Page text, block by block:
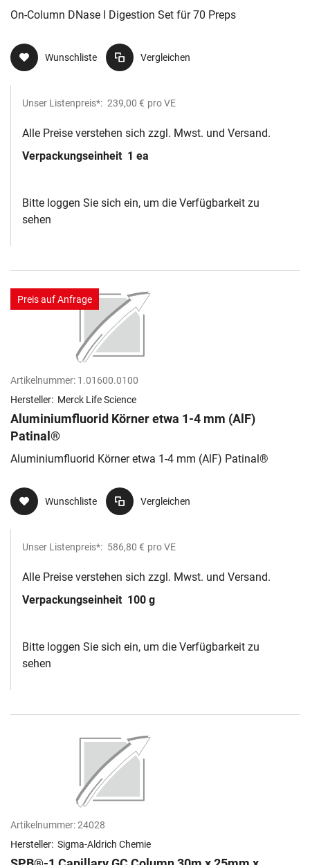
On-Column DNase I Digestion Set für 70 Preps
Wunschliste Vergleichen
Unser Listenpreis*: 239,00 € pro VE
Alle Preise verstehen sich zzgl. Mwst. und Versand.
Verpackungseinheit 1 ea
Bitte loggen Sie sich ein, um die Verfügbarkeit zu
sehen
Preis auf Anfrage
Artikelnummer: 1.01600.0100
Hersteller: Merck Life Science
Aluminiumfluorid Körner etwa 1-4 mm (AlF)
Patinal®
Aluminiumfluorid Körner etwa 1-4 mm (AlF) Patinal®
Wunschliste Vergleichen
Unser Listenpreis*: 586,80 € pro VE
Alle Preise verstehen sich zzgl. Mwst. und Versand.
Verpackungseinheit 100 g
Bitte loggen Sie sich ein, um die Verfügbarkeit zu
sehen
Artikelnummer:24028
Hersteller: Sigma-Aldrich Chemie